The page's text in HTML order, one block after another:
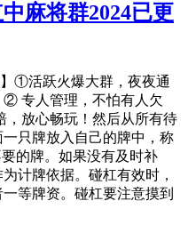
麻将群2024已更
】①活跃火爆大群，夜夜通
专人管理，不怕有人欠
，放心畅玩！然后从所有待
只牌放入自己的牌中，称
的牌。如果没有及时补
计牌依据。碰杠有效时，
等牌资。碰杠要注意摸到